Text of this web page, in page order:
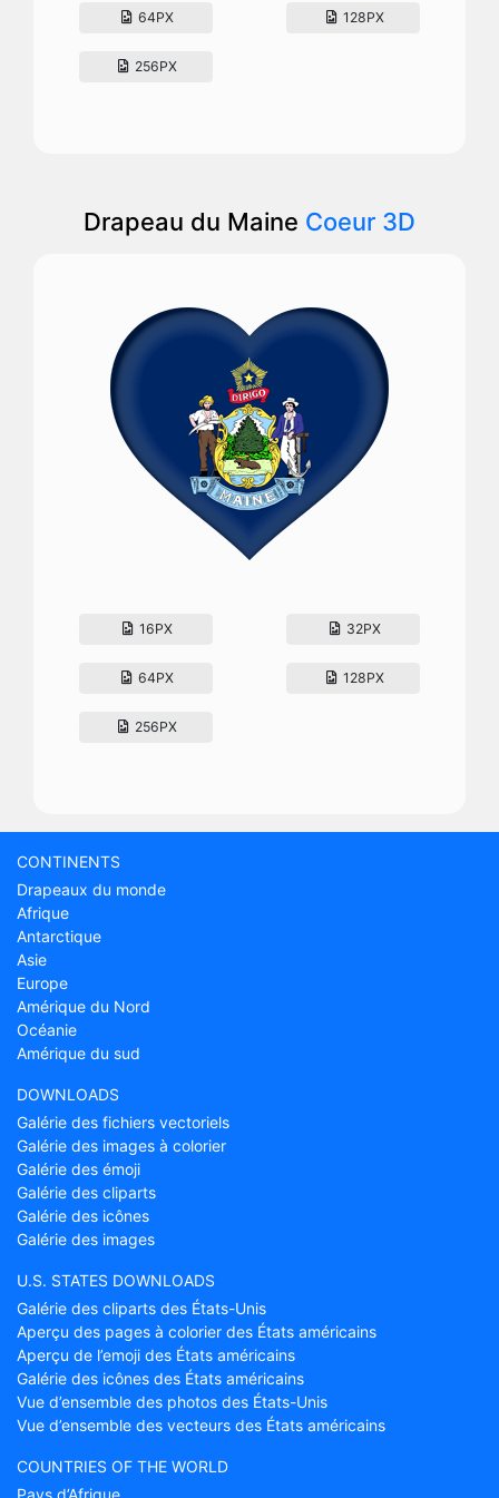
64PX 128PX
256PX
Drapeau du Maine Coeur 3D
16PX 32PX
64PX 128PX
256PX
CONTINENTS
Drapeaux du monde
Afrique
Antarctique
Asie
Europe
Amérique du Nord
Océanie
Amérique du sud
DOWNLOADS
Galérie des fichiers vectoriels
Galérie des images à colorier
Galérie des émoji
Galérie des cliparts
Galérie des icônes
Galérie des images
U.S. STATES DOWNLOADS
Galérie des cliparts des États-Unis
Aperçu des pages à colorier des États américains
Aperçu de l’emoji des États américains
Galérie des icônes des États américains
Vue d’ensemble des photos des États-Unis
Vue d’ensemble des vecteurs des États américains
COUNTRIES OF THE WORLD
Pays d’Afrique